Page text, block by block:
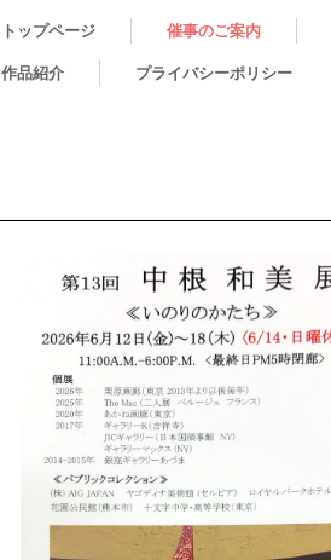
トップページ 催事のご案内
作品紹介 プライバシーポリシー